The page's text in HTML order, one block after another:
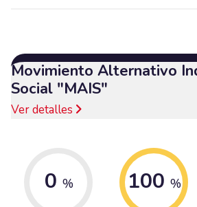
Movimiento Alternativo
Social "MAIS"
Ver detalles
0 % 100 %